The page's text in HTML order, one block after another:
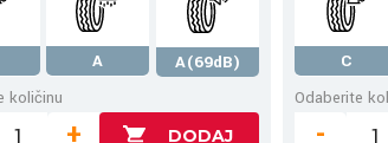
A
A(69dB)
količinu
C
Odaberite